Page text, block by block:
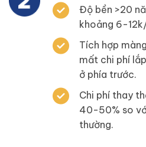
Độ bền >20
khoảng 6-
Tích hợp
mất chi phí
ở phía trước.
Chi phí thay
40-50% so
thường.